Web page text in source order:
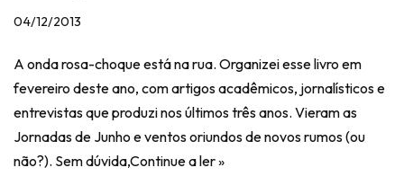
04/12/2013
A onda rosa-choque está na rua. Organizei esse livro em
fevereiro deste ano, com artigos acadêmicos, jornalísticos e
entrevistas que produzi nos últimos três anos. Vieram as
Jornadas de Junho e ventos oriundos de novos rumos (ou
não?). Sem dúvida,Continue a ler »